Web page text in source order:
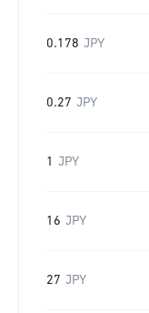
0.178 JPY
0.27 JPY
1 JPY
16 JPY
27 JPY